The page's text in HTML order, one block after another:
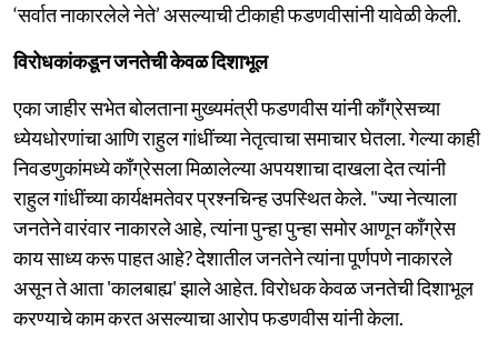
‘सर्वात नाकारलेले नेते’ असल्याची टीकाही फडणवीसांनी यावेळी केली.
विरोधकांकडून जनतेची केवळ दिशाभूल
एका जाहीर सभेत बोलताना मुख्यमंत्री फडणवीस यांनी काँग्रेसच्या
ध्येयधोरणांचा आणि राहुल गांधींच्या नेतृत्वाचा समाचार घेतला. गेल्या काही
निवडणुकांमध्ये काँग्रेसला मिळालेल्या अपयशाचा दाखला देत त्यांनी
राहुल गांधींच्या कार्यक्षमतेवर प्रश्नचिन्ह उपस्थित केले. "ज्या नेत्याला
जनतेने वारंवार नाकारले आहे, त्यांना पुन्हा पुन्हा समोर आणून काँग्रेस
काय साध्य करू पाहत आहे? देशातील जनतेने त्यांना पूर्णपणे नाकारले
असून ते आता 'कालबाह्य' झाले आहेत. विरोधक केवळ जनतेची दिशाभूल
करण्याचे काम करत असल्याचा आरोप फडणवीस यांनी केला.